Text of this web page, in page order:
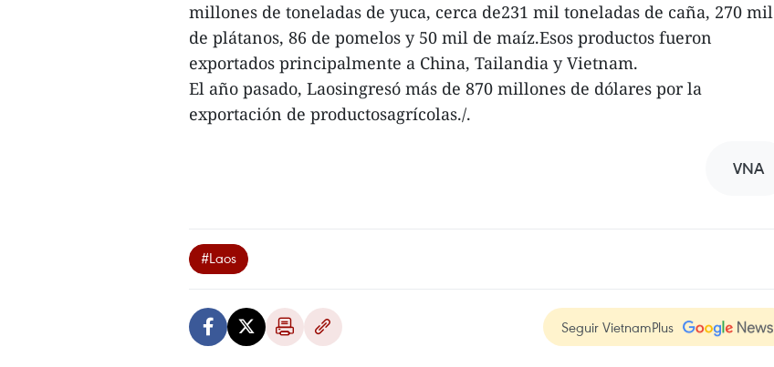
millones de toneladas de yuca, cerca de231 mil toneladas de caña, 270 mil
de plátanos, 86 de pomelos y 50 mil de maíz.Esos productos fueron
exportados principalmente a China, Tailandia y Vietnam.
El año pasado, Laosingresó más de 870 millones de dólares por la
exportación de productosagrícolas./.
VNA
#Laos
Seguir VietnamPlus